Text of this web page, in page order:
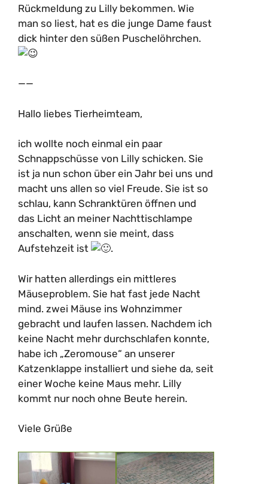
Rückmeldung zu Lilly bekommen. Wie
man so liest, hat es die junge Dame faust
dick hinter den süßen Puschelöhrchen.
——
Hallo liebes Tierheimteam,
ich wollte noch einmal ein paar
Schnappschüsse von Lilly schicken. Sie
ist ja nun schon über ein Jahr bei uns und
macht uns allen so viel Freude. Sie ist so
schlau, kann Schranktüren öffnen und
das Licht an meiner Nachttischlampe
anschalten, wenn sie meint, dass
Aufstehzeit ist
.
Wir hatten allerdings ein mittleres
Mäuseproblem. Sie hat fast jede Nacht
mind. zwei Mäuse ins Wohnzimmer
gebracht und laufen lassen. Nachdem ich
keine Nacht mehr durchschlafen konnte,
habe ich „Zeromouse“ an unserer
Katzenklappe installiert und siehe da, seit
einer Woche keine Maus mehr. Lilly
kommt nur noch ohne Beute herein.
Viele Grüße